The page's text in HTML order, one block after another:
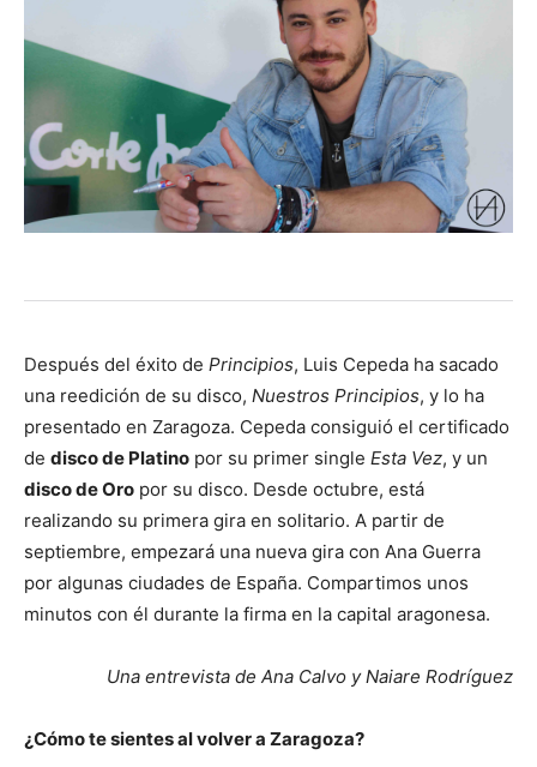
Después del éxito de Principios, Luis Cepeda ha sacado
una reedición de su disco, Nuestros Principios, y lo ha
presentado en Zaragoza. Cepeda consiguió el certificado
de disco de Platino por su primer single Esta Vez, y un
disco de Oro por su disco. Desde octubre, está
realizando su primera gira en solitario. A partir de
septiembre, empezará una nueva gira con Ana Guerra
por algunas ciudades de España. Compartimos unos
minutos con él durante la firma en la capital aragonesa.
Una entrevista de Ana Calvo y Naiare Rodríguez
¿Cómo te sientes al volver a Zaragoza?